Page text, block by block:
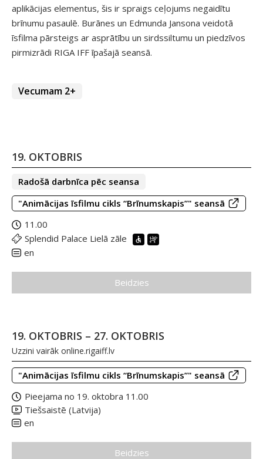
aplikācijas elementus, šis ir spraigs ceļojums negaidītu
brīnumu pasaulē. Burānes un Edmunda Jansona veidotā
īsfilma pārsteigs ar asprātību un sirdssiltumu un piedzīvos
pirmizrādi RIGA IFF īpašajā seansā.
Vecumam 2+
19. OKTOBRIS
Radošā darbnīca pēc seansa
"Animācijas īsfilmu cikls “Brīnumskapis”" seansā
11.00
Splendid Palace Lielā zāle
en
Beidzies
19. OKTOBRIS – 27. OKTOBRIS
Uzzini vairāk online.rigaiff.lv
"Animācijas īsfilmu cikls “Brīnumskapis”" seansā
Pieejama no 19. oktobra 11.00
Tiešsaistē (Latvija)
en
Beidzies